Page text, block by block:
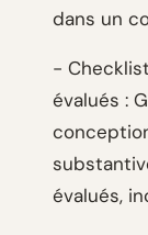
dans un
-
évalués :
évalués,